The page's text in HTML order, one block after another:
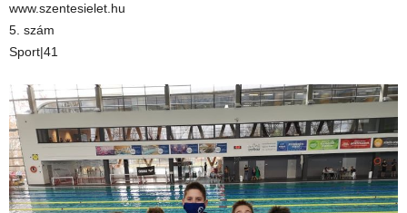
www.szentesielet.hu
5. szám
Sport|41